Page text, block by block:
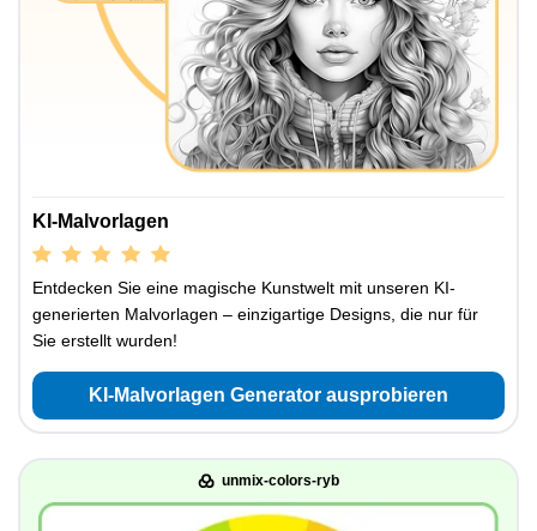
KI-Malvorlagen
Entdecken Sie eine magische Kunstwelt mit unseren KI-
generierten Malvorlagen – einzigartige Designs, die nur für
Sie erstellt wurden!
KI-Malvorlagen Generator ausprobieren
unmix-colors-ryb